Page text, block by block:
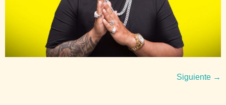
Siguiente →